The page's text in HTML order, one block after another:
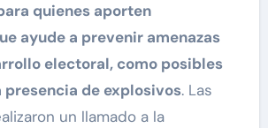
quienes aporten
ayude a prevenir amenazas
electoral, como posibles
presencia de explosivos. Las
un llamado a la